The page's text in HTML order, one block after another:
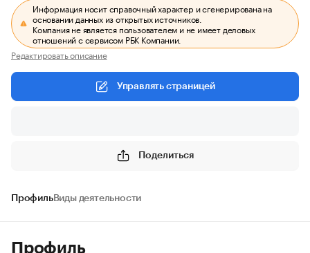
Информация носит справочный характер и сгенерирована на
основании данных из открытых источников.
Компания не является пользователем и не имеет деловых
отношений с сервисом РБК Компании.
Редактировать описание
Управлять страницей
Поделиться
ПрофильВиды деятельности
Профиль